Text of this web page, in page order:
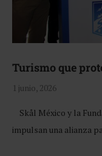
Turismo que
1 junio, 2026
Skål México y la
impulsan una alianza